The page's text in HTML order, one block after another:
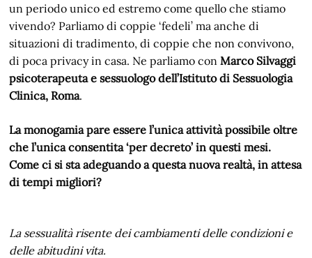
un periodo unico ed estremo come quello che stiamo
vivendo? Parliamo di coppie ‘fedeli’ ma anche di
situazioni di tradimento, di coppie che non convivono,
di poca privacy in casa. Ne parliamo con Marco Silvaggi
psicoterapeuta e sessuologo dell’Istituto di Sessuologia
Clinica, Roma.
La monogamia pare essere l’unica attività possibile oltre
che l’unica consentita ‘per decreto’ in questi mesi.
Come ci si sta adeguando a questa nuova realtà, in attesa
di tempi migliori?
La sessualità risente dei cambiamenti delle condizioni e
delle abitudini vita.